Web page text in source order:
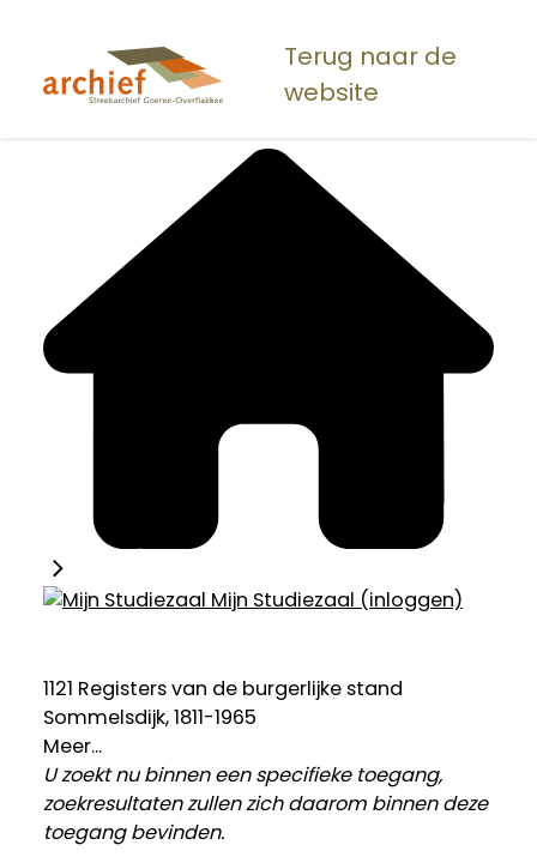
naar
Terug naar de
website
Mijn Studiezaal (inloggen)
1121 Registers van de burgerlijke stand
Sommelsdijk, 1811-1965
Meer...
U zoekt nu binnen een specifieke toegang,
zoekresultaten zullen zich daarom binnen deze
toegang bevinden.